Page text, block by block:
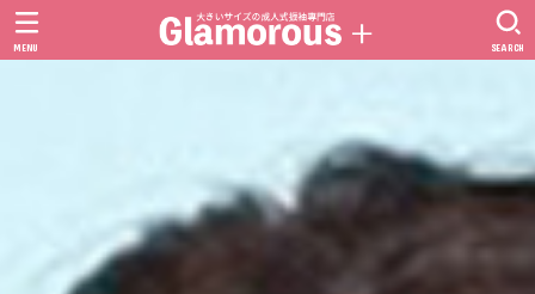
SEARCH
MENU